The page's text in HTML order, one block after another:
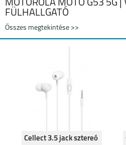
MOTOROLA MOTO G53 5G |
FÜLHALLGATÓ
Összes megtekintése >>
Cellect 3.5 jack sztereó